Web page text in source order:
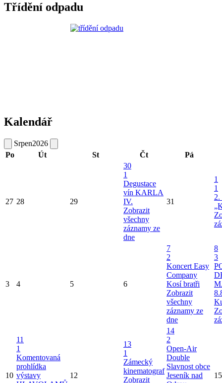
Třídění odpadu
Kalendář
Srpen2026
Po
Út St Čt Pá
27 28 29
30
1
Degustace
vín KARLA
IV.
Zobrazit
všechny
záznamy ze
dne
31
1
1
2.
3 4 5 6
7
2
Koncert Easy
Company
Kosí bratři
Zobrazit
všechny
záznamy ze
dne
8
3
10
11
1
Komentovaná
prohlídka
výstavy
12
13
1
Zámecký
kinematograf
Zobrazit
14
2
Open-Air
Double
Slavnost obce
Jeseník nad
15